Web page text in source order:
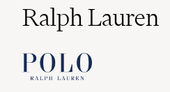
Ralph Lauren